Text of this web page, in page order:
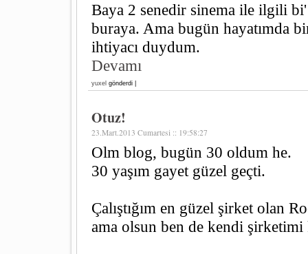
Baya 2 senedir sinema ile ilgili
buraya. Ama bugün hayatımda
ihtiyacı duydum.
Devamı
yuxel gönderdi |
Otuz!
23.Mart.2013 Cumartesi :: 19:58:27
Olm blog, bugün 30 oldum he.
30 yaşım gayet güzel geçti.
Çalıştığım en güzel şirket olan
ama olsun ben de kendi